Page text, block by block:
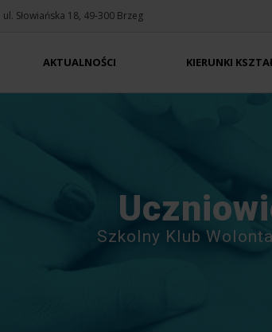
ul. Słowiańska 18, 49-300 Brzeg
AKTUALNOŚCI KIERUNKI
Szkolny Klub